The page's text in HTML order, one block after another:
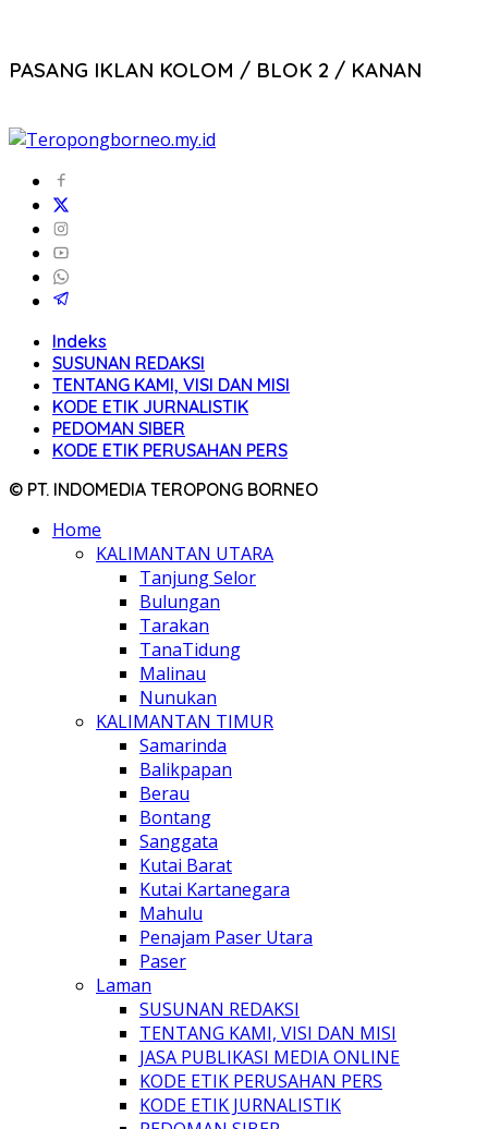
PASANG IKLAN KOLOM / BLOK 2 / KANAN
Indeks
SUSUNAN REDAKSI
TENTANG KAMI, VISI DAN MISI
KODE ETIK JURNALISTIK
PEDOMAN SIBER
KODE ETIK PERUSAHAN PERS
© PT. INDOMEDIA TEROPONG BORNEO
Home
KALIMANTAN UTARA
Tanjung Selor
Bulungan
Tarakan
TanaTidung
Malinau
Nunukan
KALIMANTAN TIMUR
Samarinda
Balikpapan
Berau
Bontang
Sanggata
Kutai Barat
Kutai Kartanegara
Mahulu
Penajam Paser Utara
Paser
Laman
SUSUNAN REDAKSI
TENTANG KAMI, VISI DAN MISI
JASA PUBLIKASI MEDIA ONLINE
KODE ETIK PERUSAHAN PERS
KODE ETIK JURNALISTIK